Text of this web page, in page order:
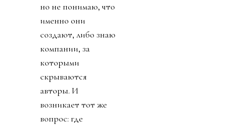
но не понимаю, что
именно они
создают, либо знаю
компании, за
которыми
скрываются
авторы. И
возникает тот же
вопрос: где